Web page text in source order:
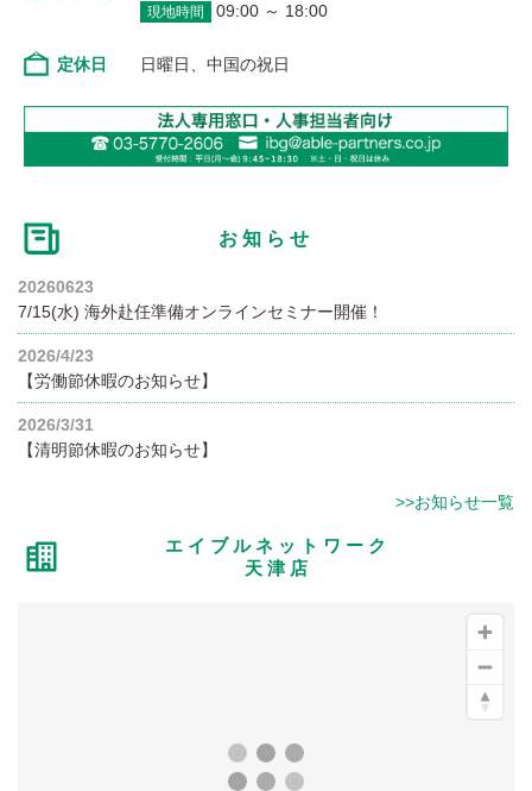
現地時間 09:00 ～ 18:00
定休日 日曜日、中国の祝日
お知らせ
20260623
7/15(水) 海外赴任準備オンラインセミナー開催！
2026/4/23
【労働節休暇のお知らせ】
2026/3/31
【清明節休暇のお知らせ】
>>お知らせ一覧
エイブルネットワーク
天津店